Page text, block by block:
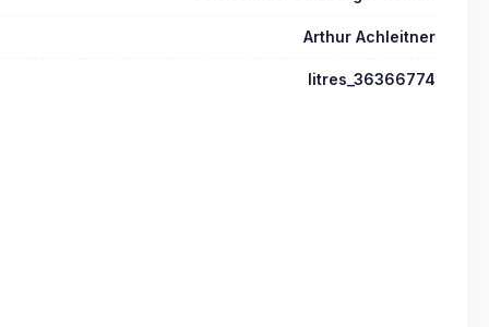
Arthur Achleitner
litres_36366774